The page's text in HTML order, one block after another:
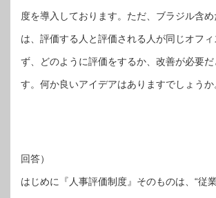
度を導入しております。ただ、ブラジル含
は、評価する人と評価される人が同じオフ
ず、どのように評価をするか、改善が必要だ
す。何か良いアイデアはありますでしょうか
回答）
はじめに『人事評価制度』そのものは、“従